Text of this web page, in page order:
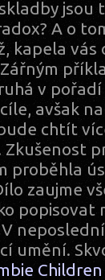
jsou
A o
kapela
v pořadí
avšak
chtít
proběhla
zaujme
umění.